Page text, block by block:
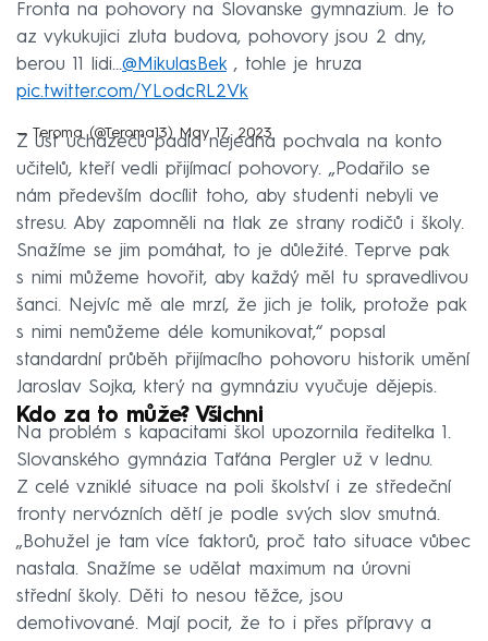
Fronta na pohovory na Slovanske gymnazium. Je to
az vykukujici zluta budova, pohovory jsou 2 dny,
berou 11 lidi…@MikulasBek, tohle je hruza
pic.twitter.com/YLodcRL2Vk
— Teroma (@Teroma13) May 17, 2023
Z úst uchazečů padla nejedna pochvala na konto
učitelů, kteří vedli přijímací pohovory. „Podařilo se
nám především docílit toho, aby studenti nebyli ve
stresu. Aby zapomněli na tlak ze strany rodičů i školy.
Snažíme se jim pomáhat, to je důležité. Teprve pak
s nimi můžeme hovořit, aby každý měl tu spravedlivou
šanci. Nejvíc mě ale mrzí, že jich je tolik, protože pak
s nimi nemůžeme déle komunikovat,“ popsal
standardní průběh přijímacího pohovoru historik umění
Jaroslav Sojka, který na gymnáziu vyučuje dějepis.
Kdo za to může? Všichni
Na problém s kapacitami škol upozornila ředitelka 1.
Slovanského gymnázia Taťána Pergler už v lednu.
Z celé vzniklé situace na poli školství i ze středeční
fronty nervózních dětí je podle svých slov smutná.
„Bohužel je tam více faktorů, proč tato situace vůbec
nastala. Snažíme se udělat maximum na úrovni
střední školy. Děti to nesou těžce, jsou
demotivované. Mají pocit, že to i přes přípravy a